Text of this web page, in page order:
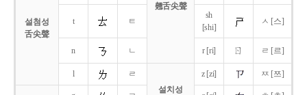
翹舌尖聲
설첨성
舌尖聲
t ㅌ
sh
[shi]
ㅅ [스]
n ㄴ r [ri] ㄖ ㄹ [르]
l
ㄹ
설치성
z [zi] ㅉ [쯔]